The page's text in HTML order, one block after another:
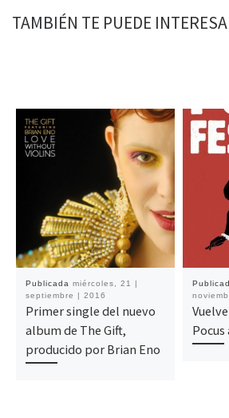
TAMBIÉN TE PUEDE
Publicada miércoles, 21 |
septiembre | 2016
Primer single del nuevo
album de The Gift,
producido por Brian Eno
Pocus